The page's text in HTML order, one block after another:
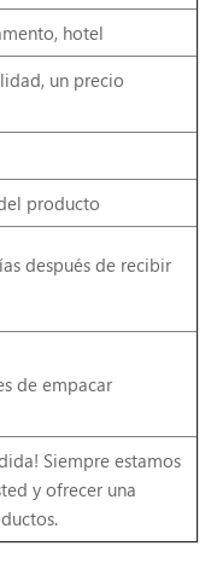
hotel
un precio
producto
después de recibir
de empacar
Siempre estamos
y ofrecer una